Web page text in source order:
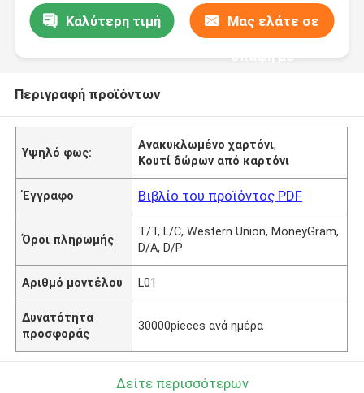
Καλύτερη τιμή Μας ελάτε σε
επαφή με
Περιγραφή προϊόντων
Υψηλό φως:
Ανακυκλωμένο χαρτόνι,
Κουτί δώρων από καρτόνι
Έγγραφο Βιβλίο του προϊόντος PDF
Όροι πληρωμής
T/T, L/C, Western Union, MoneyGram,
D/A, D/P
Αριθμό μοντέλου L01
Δυνατότητα
προσφοράς
30000pieces ανά ημέρα
Δείτε περισσότερων